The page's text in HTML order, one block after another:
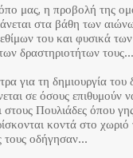
μας, η προβολή της
στα βάθη των
του και φυσικά
δραστηριοτήτων τους…
για τη δημιουργία του
σε όσους επιθυμούν
Πουλιάδες όπου
κοντά στο
τους οδήγησαν…